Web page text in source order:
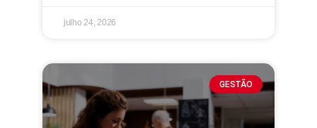
julho 24, 2026
GESTÃO